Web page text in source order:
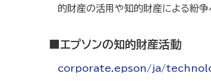
的財産の活用や知的財産による紛争
■エプソンの知的財産活動
corporate.epson/ja/